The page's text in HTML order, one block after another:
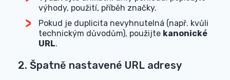
výhody, použití, příběh značky.
Pokud je duplicita nevyhnutelná (např. kvůli
technickým důvodům), použijte kanonické
URL.
2. Špatně nastavené URL adresy